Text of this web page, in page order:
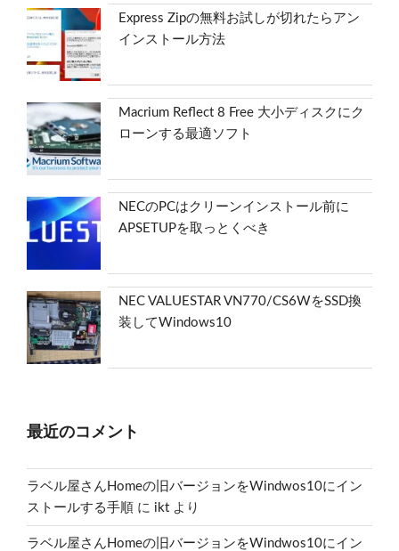
Express Zipの無料お試しが切れたらアン
インストール方法
Macrium Reflect 8 Free 大小ディスクにク
ローンする最適ソフト
NECのPCはクリーンインストール前に
APSETUPを取っとくべき
NEC VALUESTAR VN770/CS6WをSSD換
装してWindows10
最近のコメント
ラベル屋さんHomeの旧バージョンをWindwos10にイン
ストールする手順 に ikt より
ラベル屋さんHomeの旧バージョンをWindwos10にイン